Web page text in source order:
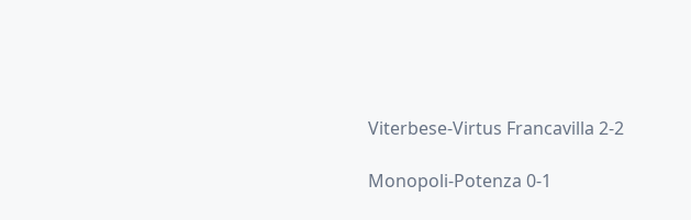
Viterbese-Virtus Francavilla 2-2
Monopoli-Potenza 0-1